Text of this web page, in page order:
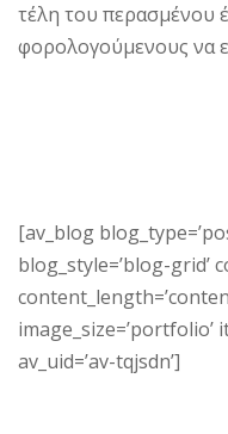
τέλη του περασμένου
φορολογούμενους να
[av_blog
blog_style=’blog-grid’
image_size=’portfolio’
av_uid=’av-tqjsdn’]